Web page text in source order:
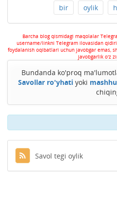
bir oylik
Barcha blog qismidagi maqolalar
username/linkni Telegram ilovasidan
foydalanish oqibatlari uchun javobgar emas,
javobgarlik o'z
Bundanda ko'proq
Savollar ro'yhati yoki
Savol tegi oylik